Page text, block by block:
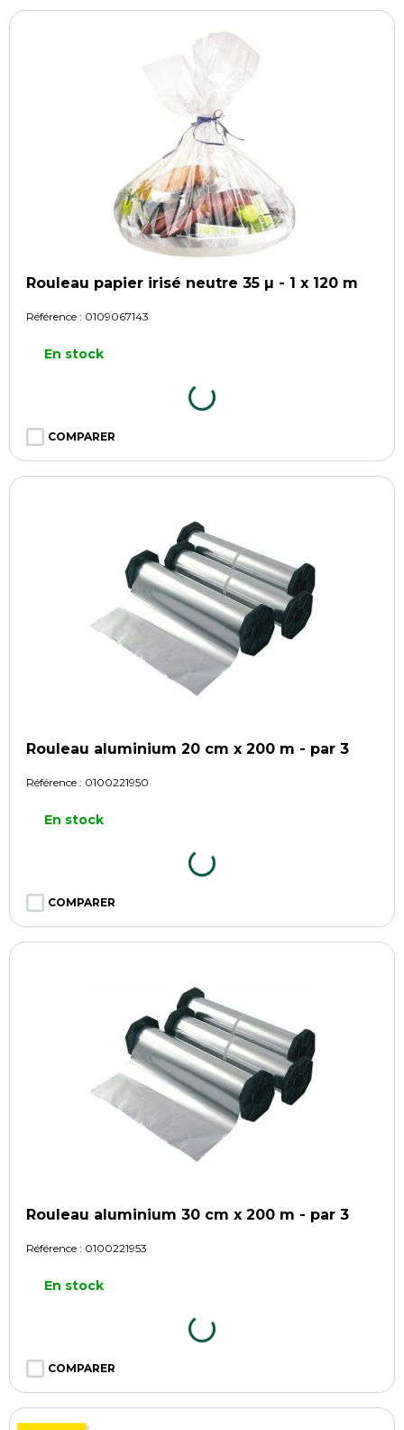
Rouleau papier irisé neutre 35 µ - 1 x 120 m
Référence : 0109067143
En stock
COMPARER
Rouleau aluminium 20 cm x 200 m - par 3
Référence : 0100221950
En stock
COMPARER
Rouleau aluminium 30 cm x 200 m - par 3
Référence : 0100221953
En stock
COMPARER